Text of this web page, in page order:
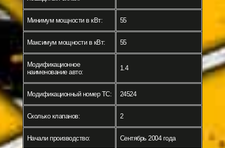
Минимум мощности в кВт: 55
Максимум мощности в кВт: 55
Модификационное
наименование авто:
1.4
Модификационный номер ТС: 24524
Сколько клапанов: 2
Начали производство: Сентябрь 2004 года